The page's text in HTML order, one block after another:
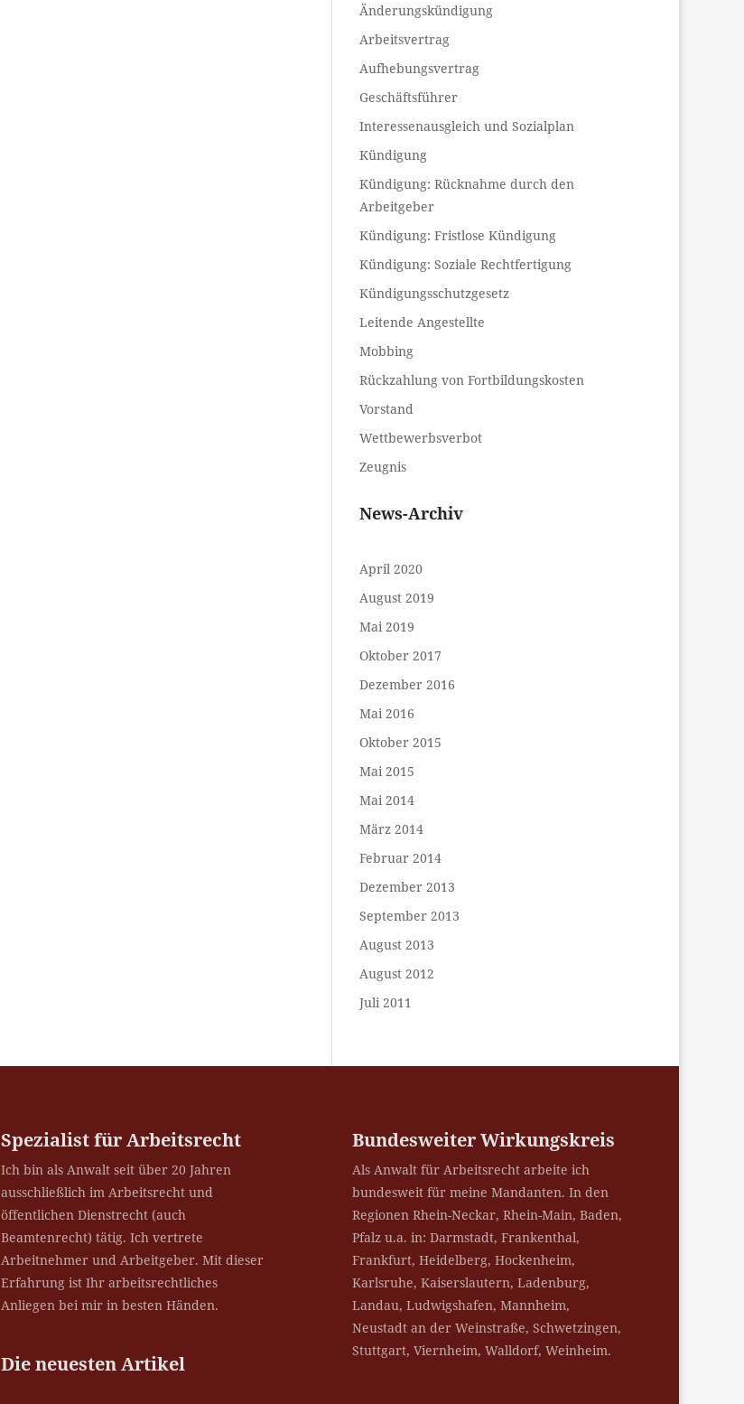
Änderungskündigung
Arbeitsvertrag
Aufhebungsvertrag
Geschäftsführer
Interessenausgleich und Sozialplan
Kündigung
Kündigung: Rücknahme durch den
Arbeitgeber
Kündigung: Fristlose Kündigung
Kündigung: Soziale Rechtfertigung
Kündigungsschutzgesetz
Leitende Angestellte
Mobbing
Rückzahlung von Fortbildungskosten
Vorstand
Wettbewerbsverbot
Zeugnis
News-Archiv
April 2020
August 2019
Mai 2019
Oktober 2017
Dezember 2016
Mai 2016
Oktober 2015
Mai 2015
Mai 2014
März 2014
Februar 2014
Dezember 2013
September 2013
August 2013
August 2012
Juli 2011
Spezialist für Arbeitsrecht
Ich bin als Anwalt seit über 20 Jahren
ausschließlich im Arbeitsrecht und
öffentlichen Dienstrecht (auch
Beamtenrecht) tätig. Ich vertrete
Arbeitnehmer und Arbeitgeber. Mit dieser
Erfahrung ist Ihr arbeitsrechtliches
Anliegen bei mir in besten Händen.
Die neuesten Artikel
Bundesweiter Wirkungskreis
Als Anwalt für Arbeitsrecht arbeite ich
bundesweit für meine Mandanten. In den
Regionen Rhein-Neckar, Rhein-Main, Baden,
Pfalz u.a. in: Darmstadt, Frankenthal,
Frankfurt, Heidelberg, Hockenheim,
Karlsruhe, Kaiserslautern, Ladenburg,
Landau, Ludwigshafen, Mannheim,
Neustadt an der Weinstraße, Schwetzingen,
Stuttgart, Viernheim, Walldorf, Weinheim.